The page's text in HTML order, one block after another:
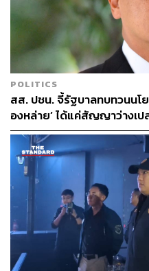
POLITICS
สส. ปชน. จี้รัฐบาลทบทวนนโ
องหล่าย’ ได้แค่สัญญาว่างเป